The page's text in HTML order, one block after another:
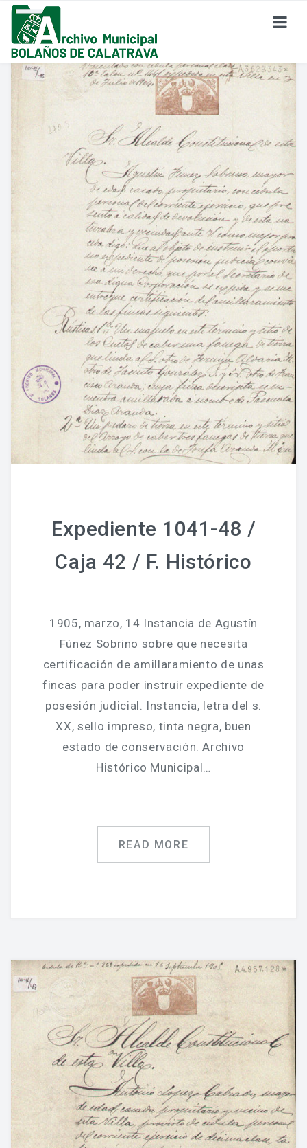
SOBRE EL ARCHIVO
Formulario De Contacto
Historia Del Archivo
Reglamento De Uso Del Archivo
FONDO DOCUMENTAL
Fondo Eclesiástico
Fondo Histórico
Fondo Notarial
Catálogos Y Cuadros De Clasificación
Categorías
Libros De Actas
Jornadas De Historia Local
Vídeos De Jornadas De Historia Local
Memorias Vivas
Estudios De Historia Y Patrimonio
Estudios Socioeconómicos
Catálogo De La Iglesia San Felipe Y Santiago
Expediente 1041-48 /
Caja 42 / F. Histórico
1905, marzo, 14 Instancia de Agustín
Fúnez Sobrino sobre que necesita
certificación de amillaramiento de unas
fincas para poder instruir expediente de
posesión judicial. Instancia, letra del s.
XX, sello impreso, tinta negra, buen
estado de conservación. Archivo
Histórico Municipal…
READ MORE